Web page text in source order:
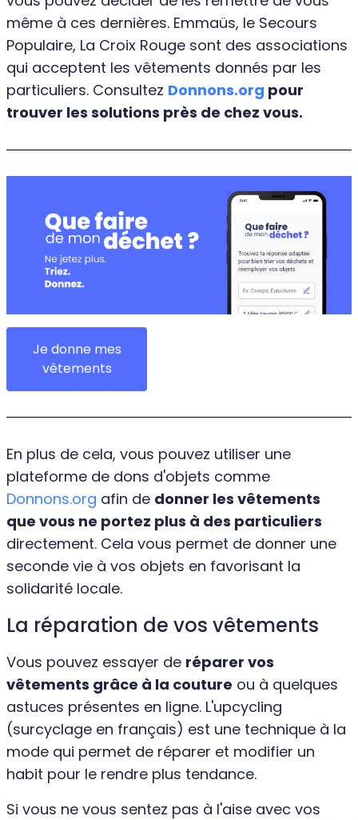
même à ces dernières. Emmaüs, le Secours
Populaire, La Croix Rouge sont des associations
qui acceptent les vêtements donnés par les
particuliers. Consultez Donnons.org pour
trouver les solutions près de chez vous.
Je donne mes
vêtements
En plus de cela, vous pouvez utiliser une
plateforme de dons d'objets comme
Donnons.org afin de donner les vêtements
que vous ne portez plus à des particuliers
directement. Cela vous permet de donner une
seconde vie à vos objets en favorisant la
solidarité locale.
La réparation de vos vêtements
Vous pouvez essayer de réparer vos
vêtements grâce à la couture ou à quelques
astuces présentes en ligne. L'upcycling
(surcyclage en français) est une technique à la
mode qui permet de réparer et modifier un
habit pour le rendre plus tendance.
Si vous ne vous sentez pas à l'aise avec vos